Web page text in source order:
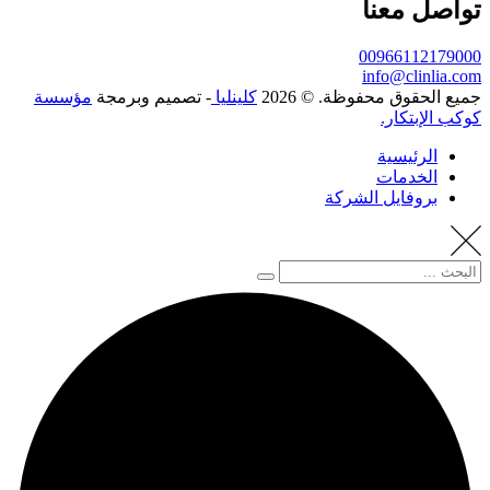
تواصل معنا
00966112179000
info@clinlia.com
جميع الحقوق محفوظة. © 2026
كلينليا - تصميم وبرمجة مؤسسة
كوكب الإبتكار.
الرئيسية
الخدمات
بروفايل الشركة